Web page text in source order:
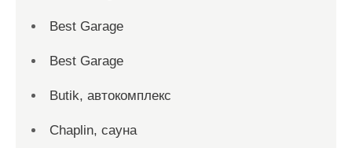
Best Garage
Best Garage
Butik, автокомплекс
Chaplin, сауна